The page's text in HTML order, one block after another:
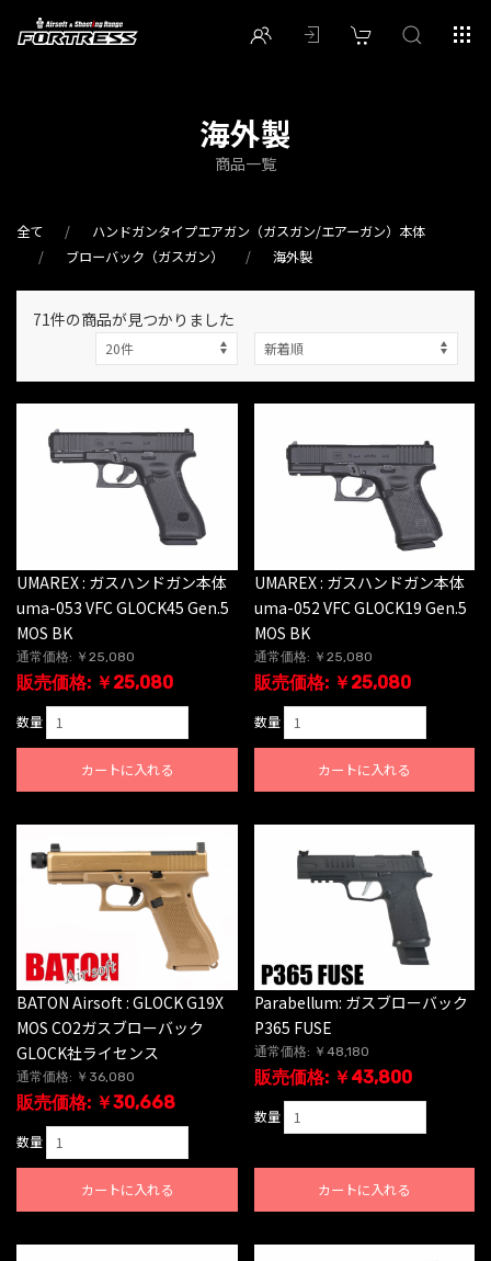
海外製
商品一覧
全て
ハンドガンタイプエアガン（ガスガン/エアーガン）本体
ブローバック（ガスガン）
海外製
71件の商品が見つかりました
UMAREX : ガスハンドガン本体
uma-053 VFC GLOCK45 Gen.5
MOS BK
通常価格: ￥25,080
販売価格: ￥25,080
数量
カートに入れる
UMAREX : ガスハンドガン本体
uma-052 VFC GLOCK19 Gen.5
MOS BK
通常価格: ￥25,080
販売価格: ￥25,080
数量
カートに入れる
BATON Airsoft : GLOCK G19X
MOS CO2ガスブローバック
GLOCK社ライセンス
通常価格: ￥36,080
販売価格: ￥30,668
数量
カートに入れる
Parabellum: ガスブローバック
P365 FUSE
通常価格: ￥48,180
販売価格: ￥43,800
数量
カートに入れる